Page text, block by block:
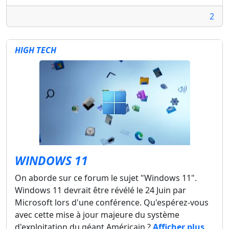
2
HIGH TECH
WINDOWS 11
On aborde sur ce forum le sujet "Windows 11".
Windows 11 devrait être révélé le 24 Juin par
Microsoft lors d'une conférence. Qu'espérez-vous
avec cette mise à jour majeure du système
d'exploitation du géant Américain ?Afficher plus